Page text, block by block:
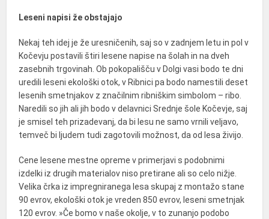
Leseni napisi že obstajajo
Nekaj teh idej je že uresničenih, saj so v zadnjem letu in pol v
Kočevju postavili štiri lesene napise na šolah in na dveh
zasebnih trgovinah. Ob pokopališču v Dolgi vasi bodo te dni
uredili leseni ekološki otok, v Ribnici pa bodo namestili deset
lesenih smetnjakov z značilnim ribniškim simbolom – ribo.
Naredili so jih ali jih bodo v delavnici Srednje šole Kočevje, saj
je smisel teh prizadevanj, da bi lesu ne samo vrnili veljavo,
temveč bi ljudem tudi zagotovili možnost, da od lesa živijo.
Cene lesene mestne opreme v primerjavi s podobnimi
izdelki iz drugih materialov niso pretirane ali so celo nižje.
Velika črka iz impregniranega lesa skupaj z montažo stane
90 evrov, ekološki otok je vreden 850 evrov, leseni smetnjak
120 evrov. »Če bomo v naše okolje, v to zunanjo podobo